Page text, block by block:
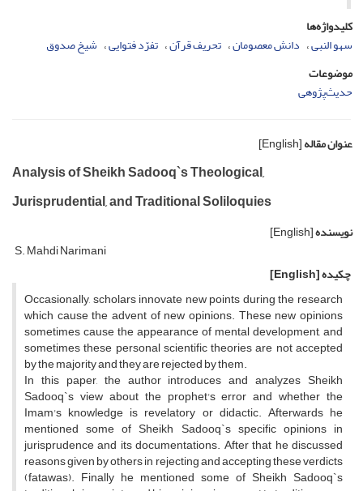
کلیدواژه‌ها
سهو النبی دانش معصومان تحریف قرآن تفرّد فتوایی شیخ صدوق
موضوعات
حدیث‌پژوهی
عنوان مقاله[English]
Analysis of Sheikh Sadooq`s Theological,
Jurisprudential, and Traditional Soliloquies
نویسنده[English]
S. Mahdi Narimani
چکیده[English]
Occasionally, scholars innovate new points during the research
which cause the advent of new opinions. These new opinions
sometimes cause the appearance of mental development, and
sometimes these personal scientific theories are not accepted
by the majority and they are rejected by them.
In this paper, the author introduces and analyzes Sheikh
Sadooq`s view about the prophet's error and whether the
Imam's knowledge is revelatory or didactic. Afterwards he
mentioned some of Sheikh Sadooq`s specific opinions in
jurisprudence and its documentations. After that he discussed
reasons given by others in rejecting and accepting these verdicts
(fatawas). Finally he mentioned some of Sheikh Sadooq`s